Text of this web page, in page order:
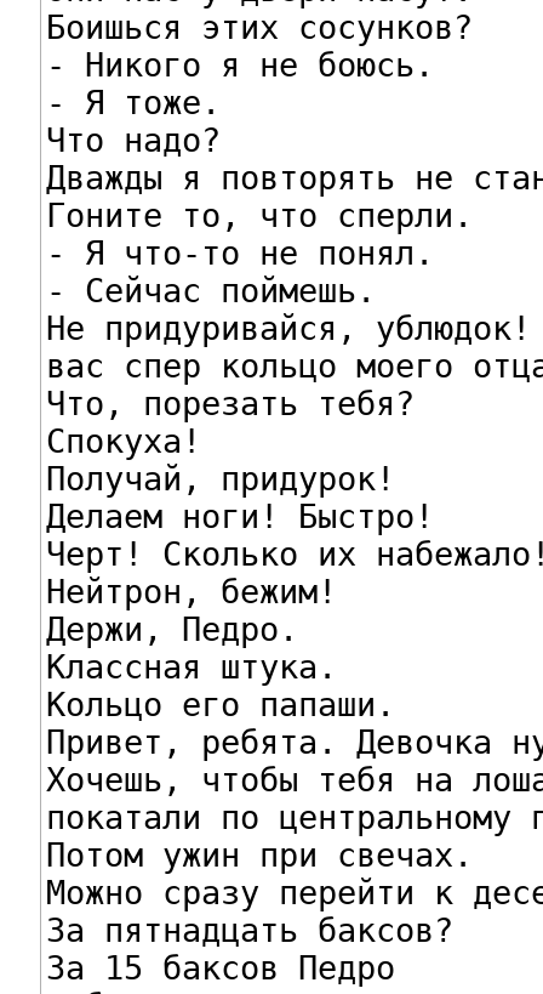
Боишься этих сосунков?
- Никого я не боюсь.
- Я тоже.
Что надо?
Дважды я повторять не
Гоните то, что сперли.
- Я что-то не понял.
- Сейчас поймешь.
Не придуривайся,
вас спер кольцо моего
Что, порезать тебя?
Спокуха!
Получай, придурок!
Делаем ноги! Быстро!
Черт! Сколько их
Нейтрон, бежим!
Держи, Педро.
Классная штука.
Кольцо его папаши.
Привет, ребята. Девочка
Хочешь, чтобы тебя на
покатали по центральному
Потом ужин при свечах.
Можно сразу перейти к
За пятнадцать баксов?
За 15 баксов Педро